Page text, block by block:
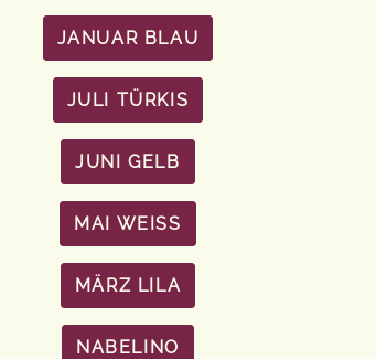
JANUAR BLAU
JULI TÜRKIS
JUNI GELB
MAI WEISS
MÄRZ LILA
NABELINO